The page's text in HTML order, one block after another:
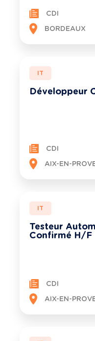
CDI
BORDEAUX
IT
Développeur
CDI
AIX-EN-
IT
Testeur
Confirmé H/F
CDI
AIX-EN-